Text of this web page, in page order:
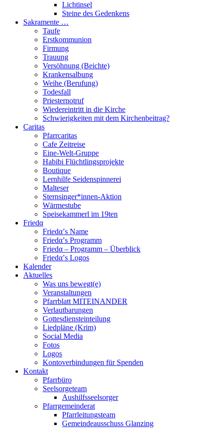
Lichtinsel
Steine des Gedenkens
Sakramente …
Taufe
Erstkommunion
Firmung
Trauung
Versöhnung (Beichte)
Krankensalbung
Weihe (Berufung)
Todesfall
Priesternotruf
Wiedereintritt in die Kirche
Schwierigkeiten mit dem Kirchenbeitrag?
Caritas
Pfarrcaritas
Cafe Zeitreise
Eine-Welt-Gruppe
Habibi Flüchtlingsprojekte
Boutique
Lernhilfe Seidenspinnerei
Malteser
Sternsinger*innen-Aktion
Wärmestube
Speisekammerl im 19ten
Friedα
Friedα’s Name
Friedα’s Programm
Friedα – Programm – Überblick
Friedα’s Logos
Kalender
Aktuelles
Was uns bewegt(e)
Veranstaltungen
Pfarrblatt MITEINANDER
Verlautbarungen
Gottesdiensteinteilung
Liedpläne (Krim)
Social Media
Fotos
Logos
Kontoverbindungen für Spenden
Kontakt
Pfarrbüro
Seelsorgeteam
Aushilfsseelsorger
Pfarrgemeinderat
Pfarrleitungsteam
Gemeindeausschuss Glanzing